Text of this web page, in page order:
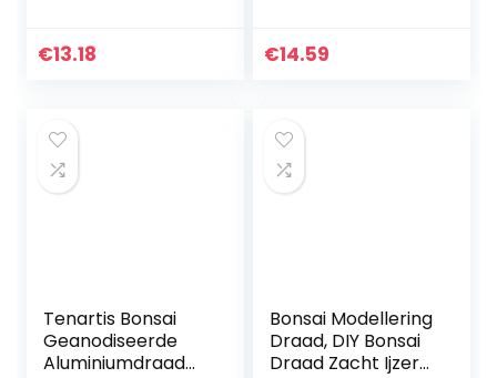
Handgemaakte
€13.18
Vormgeven
€14.59
Tenartis Bonsai
Geanodiseerde
Aluminiumdraad
Bonsai Modellering
Draad, DIY Bonsai
Draad Zacht Ijzer